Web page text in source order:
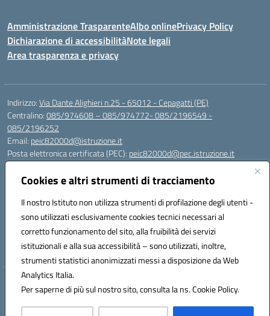
Cookies e altri strumenti di tracciamento
Il nostro Istituto non utilizza strumenti di profilazione degli utenti -
sono utilizzati esclusivamente cookies tecnici necessari al
corretto funzionamento del sito, alla fruibilità dei servizi
istituzionali e alla sua accessibilità – sono utilizzati, inoltre,
strumenti statistici anonimizzati messi a disposizione da Web
Analytics Italia.
Per saperne di più sul nostro sito, consulta la ns. Cookie Policy.
Amministrazione TrasparenteAlbo onlinePrivacy Policy
Dichiarazione di accessibilitàNote legali
Area trasparenza e privacy
Indirizzo:Via Dante Alighieri n.25 - 65012 - Cepagatti (PE)
Centralino:085/974608 – 085/974772- 085/2196549 -
085/2196252
Email: peic82000d@istruzione.it
Posta elettronica certificata (PEC): peic82000d@pec.istruzione.it
Codice fiscale: 91100590685
Codice meccanografico: PEIC82000D
Codice Indice delle Pubbliche Amministrazioni (IPA): istsc_peic82000d
Codice unico di fatturazione (CUF): UFYS5I
Sede provvisoria dell'Istituto Comprensivo Cepagatti
Via Elsa Morante, 12 - 65012 - Villareia (PE)
Hosting & Powered by 3D Solution S.r.l.
Concept & Design by Designers Italia